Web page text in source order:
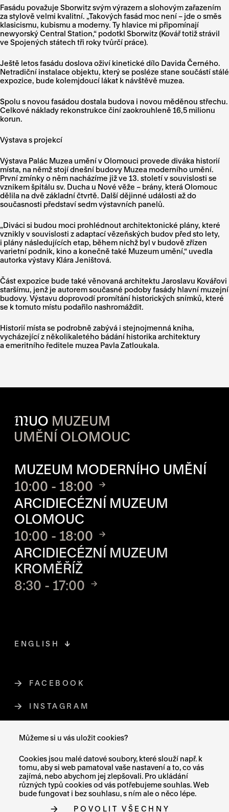
Můžeme si u vás uložit cookies?
Cookies jsou malé datové soubory, které slouží např. k
tomu, aby si web pamatoval vaše nastavení a to, co vás
zajímá, nebo abychom jej zlepšovali. Pro ukládání
různých typů cookies od vás potřebujeme souhlas. Web
bude fungovat i bez souhlasu, s ním ale o něco lépe.
POVOLIT VŠECHNY
Fasádu považuje Sborwitz svým výrazem a slohovým zařazením
za stylově velmi kvalitní. „Takových fasád moc není – jde o směs
klasicismu, kubismu a moderny. Ty hlavice mi připomínají
newyorský Central Station,“ podotkl Sborwitz (Kovář totiž strávil
ve Spojených státech tři roky tvůrčí práce).
Ještě letos fasádu doslova oživí kinetické dílo Davida Černého.
Netradiční instalace objektu, který se posléze stane součástí stálé
expozice, bude kolemjdoucí lákat k návštěvě muzea.
Spolu s novou fasádou dostala budova i novou měděnou střechu.
Celkové náklady rekonstrukce činí zaokrouhleně 16,5 milionu
korun.
Výstava s projekcí
Výstava Palác Muzea umění v Olomouci provede diváka historií
místa, na němž stojí dnešní budovy Muzea moderního umění.
První zmínky o něm nacházíme již ve 13. století v souvislosti se
vznikem špitálu sv. Ducha u Nové věže – brány, která Olomouc
dělila na dvě základní čtvrtě. Další dějinné události až do
současnosti představí sedm výstavních panelů.
„Diváci si budou moci prohlédnout architektonické plány, které
vznikly v souvislosti z adaptací vězeňských budov před sto lety,
i plány následujících etap, během nichž byl v budově zřízen
varietní podnik, kino a konečně také Muzeum umění,“ uvedla
autorka výstavy Klára Jeništová.
Část expozice bude také věnovaná architektu Jaroslavu Kovářovi
staršímu, jenž je autorem současné podoby fasády hlavní muzejní
budovy. Výstavu doprovodí promítání historických snímků, které
se k tomuto místu podařilo nashromáždit.
Historií místa se podrobně zabývá i stejnojmenná kniha,
vycházející z několikaletého bádání historika architektury
a emeritního ředitele muzea Pavla Zatloukala.
MUO MUZEUM
UMĚNÍ OLOMOUC
MUZEUM MODERNÍHO UMĚNÍ
10:00 - 18:00
ARCIDIECÉZNÍ MUZEUM
OLOMOUC
10:00 - 18:00
ARCIDIECÉZNÍ MUZEUM
KROMĚŘÍŽ
8:30 - 17:00
FACEBOOKODKAZ SE OTEVŘE NA NOVÉ
INSTAGRAMODKAZ SE OTEVŘE NA NOVÉ
ENGLISH